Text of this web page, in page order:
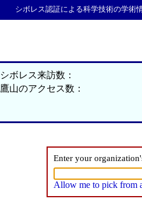
シボレス認証による科学技術の学術
シボレス来訪数：
鷹山のアクセス数：
Enter your
Allow me to pick from